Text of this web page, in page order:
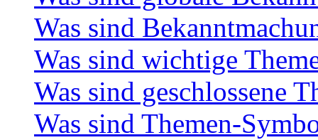
Was sind
Was sind wichtige
Was sind geschlossene
Was sind Themen-